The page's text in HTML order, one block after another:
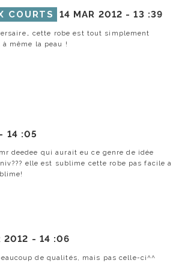
COURTS 14 MAR 2012 -13 :39
cette robe est tout simplement
même la peau !
14 :05
deedee qui aurait eu ce genre de idée
elle est sublime cette robe pas facile a
2012 - 14 :06
de qualités, mais pas celle-ci^^